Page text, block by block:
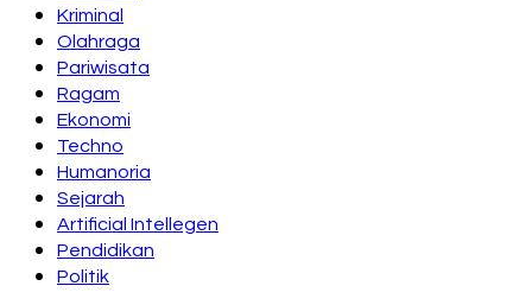
Kriminal
Olahraga
Pariwisata
Ragam
Ekonomi
Techno
Humanoria
Sejarah
Artificial Intellegen
Pendidikan
Politik